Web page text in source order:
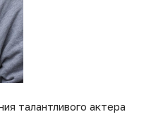
талантливого актера